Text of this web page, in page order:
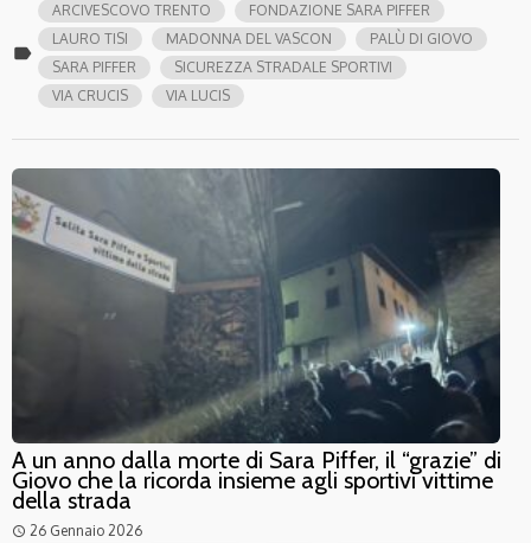
label
ARCIVESCOVO TRENTO
FONDAZIONE SARA PIFFER
LAURO TISI
MADONNA DEL VASCON
PALÙ DI GIOVO
SARA PIFFER
SICUREZZA STRADALE SPORTIVI
VIA CRUCIS
VIA LUCIS
A un anno dalla morte di Sara Piffer, il “grazie” di
Giovo che la ricorda insieme agli sportivi vittime
della strada
access_time 26 Gennaio 2026